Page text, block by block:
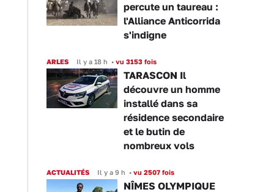
percute un taureau :
l'Alliance Anticorrida
s'indigne
ARLES Il y a 18 h • vu 3153 fois
TARASCON Il
découvre un homme
installé dans sa
résidence secondaire
et le butin de
nombreux vols
ACTUALITÉS Il y a 9 h • vu 2507 fois
NÎMES OLYMPIQUE